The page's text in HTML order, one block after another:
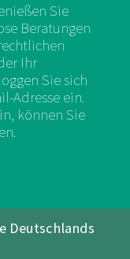
Deutschlands
Sie
Beratungen
Ihr
Sie sich
Adresse ein.
können Sie